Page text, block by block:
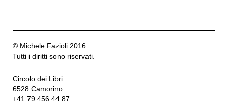
© Michele Fazioli 2016
Tutti i diritti sono riservati.
Circolo dei Libri
6528 Camorino
+41 79 456 44 87